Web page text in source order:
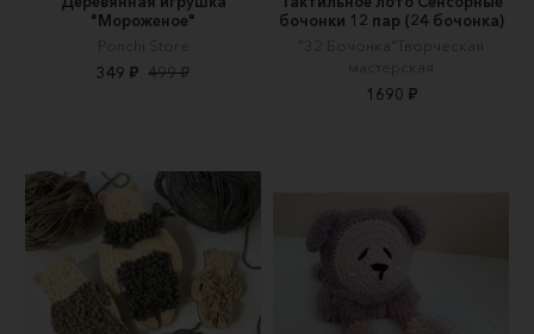
"Мороженое"
Ponchi Store
349 ₽ 499 ₽
бочонки 12 пар (24 бочонка)
"32 Бочонка"Творческая
мастерская
1690 ₽